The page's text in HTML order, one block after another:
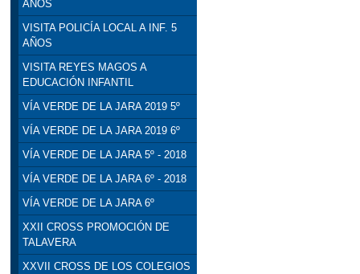
AÑOS
VISITA POLICÍA LOCAL A INF. 5
AÑOS
VISITA REYES MAGOS A
EDUCACIÓN INFANTIL
VÍA VERDE DE LA JARA 2019 5º
VÍA VERDE DE LA JARA 2019 6º
VÍA VERDE DE LA JARA 5º - 2018
VÍA VERDE DE LA JARA 6º - 2018
VÍA VERDE DE LA JARA 6º
XXII CROSS PROMOCIÓN DE
TALAVERA
XXVII CROSS DE LOS COLEGIOS